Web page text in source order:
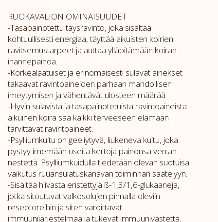
RUOKAVALION OMINAISUUDET
-Tasapainotettu täysravinto, joka sisältää
kohtuullisesti energiaa, täyttää aikuisten koirien
ravitsemustarpeet ja auttaa ylläpitämään koiran
ihannepainoa.
-Korkealaatuiset ja erinomaisesti sulavat ainekset
takaavat ravintoaineiden parhaan mahdollisen
imeytymisen ja vähentävät ulosteen määrää.
-Hyvin sulavista ja tasapainotetuista ravintoaineista
aikuinen koira saa kaikki terveeseen elämään
tarvittavat ravintoaineet.
-Psylliumkuitu on geeliytyvä, liukeneva kuitu, joka
pystyy imemään useita kertoja painonsa verran
nestettä. Psylliumkuidulla tiedetään olevan suotuisa
vaikutus ruuansulatuskanavan toiminnan säätelyyn.
-Sisältää hiivasta eristettyjä ß-1,3/1,6-glukaaneja,
jotka sitoutuvat valkosolujen pinnalla oleviin
reseptoreihin ja siten varoittavat
immuunijärjestelmää ja tukevat immuunivastetta.